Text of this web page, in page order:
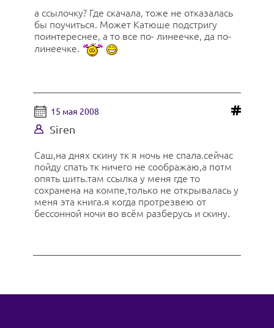
а ссылочку? Где скачала, тоже не отказалась
бы поучиться. Может Катюше подстригу
поинтереснее, а то все по- линеечке, да по-
линеечке.
15 мая 2008
Siren
Саш,на днях скину тк я ночь не спала.сейчас
пойду спать тк ничего не соображаю,а потм
опять шить.там ссылка у меня где то
сохранена на компе,только не открывалась у
меня эта книга.я когда протрезвею от
бессонной ночи во всём разберусь и скину.